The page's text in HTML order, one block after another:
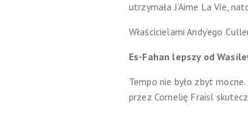
utrzymała J’Aime La Vie,
Właścicielami Andy’ego
Es-Fahan lepszy od
Tempo nie było zbyt
przez Cornelię Fraisl